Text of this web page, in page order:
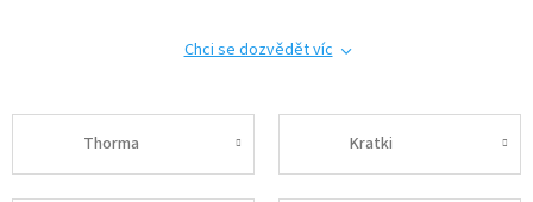
Chci se dozvědět víc
Thorma Kratki